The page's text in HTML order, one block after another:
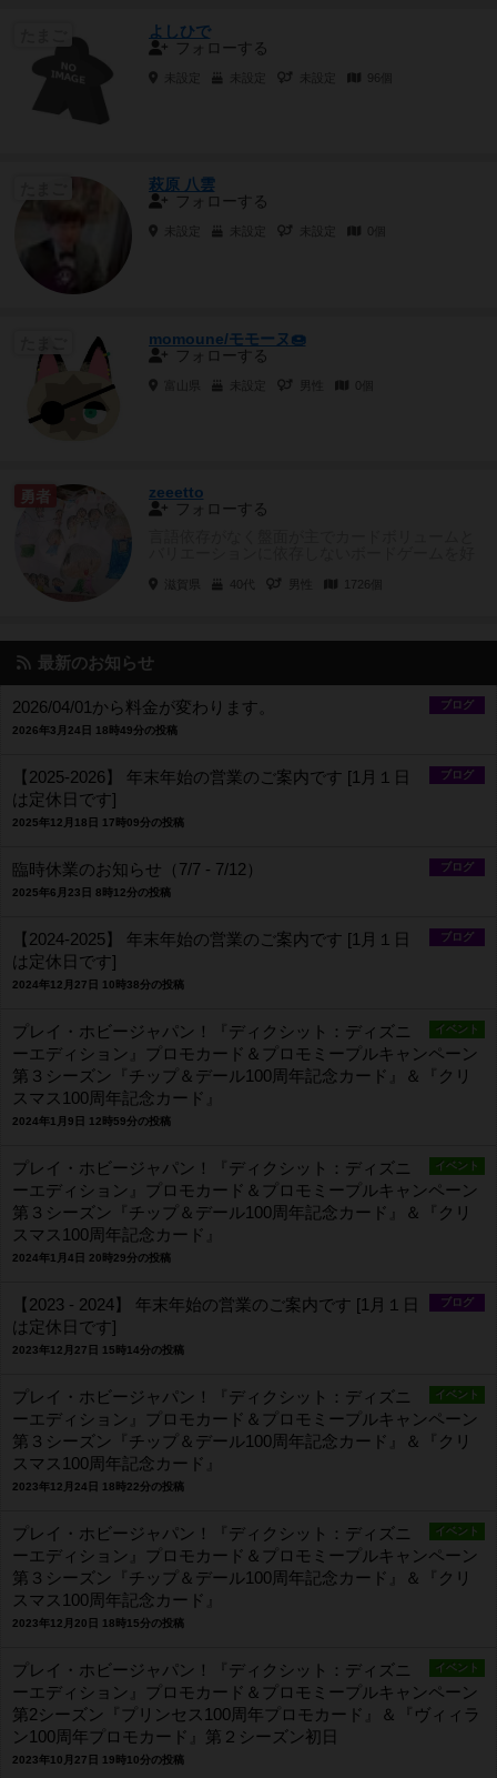
よしひで
フォローする
未設定 未設定 未設定
萩原 八雲
フォローする
未設定 未設定 未設定
momoune/モモーヌ🍩
フォローする
未設定
勇者
zeeetto
フォローする
1726個
最新のお知らせ
ブログ
2026/04/01から料金が変わります。
2026年3月24日 18時49分の投稿
ブログ
【2025-2026】 年末年始の営業のご案内です [1月１日
は定休日です]
2025年12月18日 17時09分の投稿
ブログ
臨時休業のお知らせ（7/7 - 7/12）
2025年6月23日 8時12分の投稿
ブログ
【2024-2025】 年末年始の営業のご案内です [1月１日
は定休日です]
2024年12月27日 10時38分の投稿
イベント
プレイ・ホビージャパン！『ディクシット：ディズニ
ーエディション』プロモカード＆プロモミープルキャンペーン
第３シーズン『チップ＆デール100周年記念カード』＆『クリ
スマス100周年記念カード』
2024年1月9日 12時59分の投稿
イベント
プレイ・ホビージャパン！『ディクシット：ディズニ
ーエディション』プロモカード＆プロモミープルキャンペーン
第３シーズン『チップ＆デール100周年記念カード』＆『クリ
スマス100周年記念カード』
2024年1月4日 20時29分の投稿
ブログ
【2023 - 2024】 年末年始の営業のご案内です [1月１日
は定休日です]
2023年12月27日 15時14分の投稿
イベント
プレイ・ホビージャパン！『ディクシット：ディズニ
ーエディション』プロモカード＆プロモミープルキャンペーン
第３シーズン『チップ＆デール100周年記念カード』＆『クリ
スマス100周年記念カード』
2023年12月24日 18時22分の投稿
イベント
プレイ・ホビージャパン！『ディクシット：ディズニ
ーエディション』プロモカード＆プロモミープルキャンペーン
第３シーズン『チップ＆デール100周年記念カード』＆『クリ
スマス100周年記念カード』
2023年12月20日 18時15分の投稿
イベント
プレイ・ホビージャパン！『ディクシット：ディズニ
ーエディション』プロモカード＆プロモミープルキャンペーン
第2シーズン『プリンセス100周年プロモカード』＆『ヴィィラ
ン100周年プロモカード』第２シーズン初日
2023年10月27日 19時10分の投稿